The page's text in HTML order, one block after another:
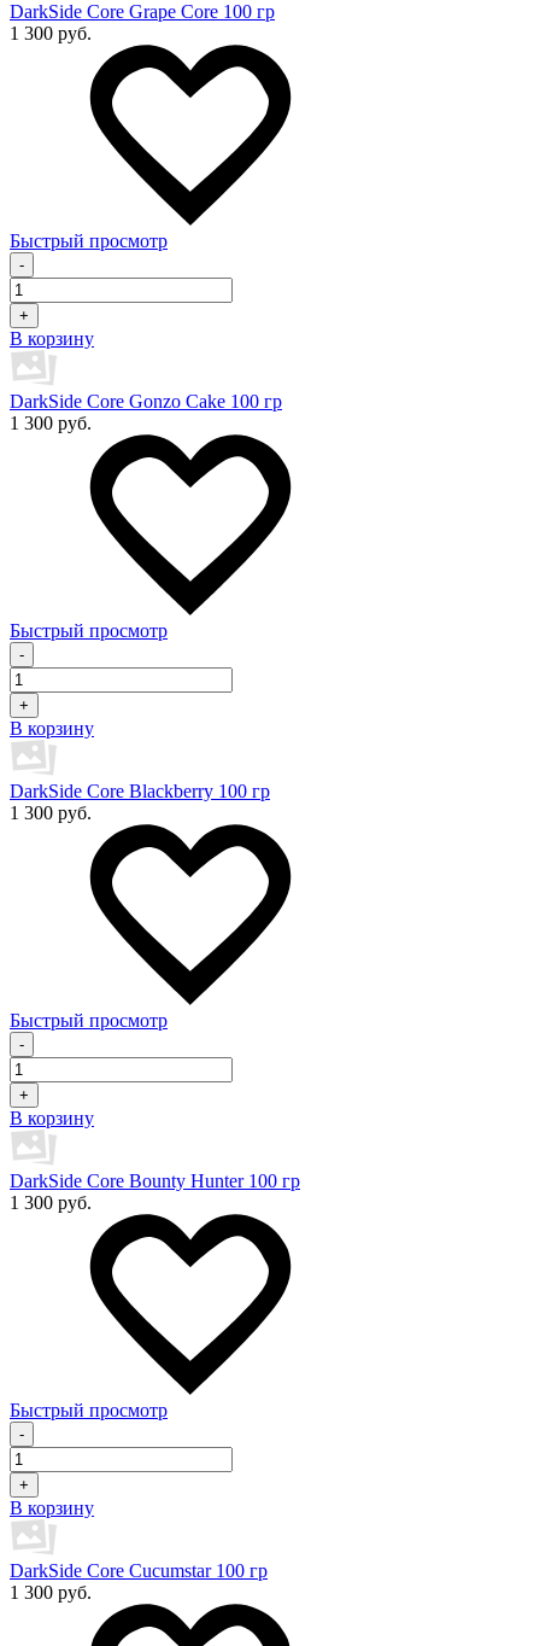
DarkSide Core Grape Core 100 гр
1 300 руб.
Быстрый просмотр
-
+
В корзину
DarkSide Core Gonzo Cake 100 гр
1 300 руб.
Быстрый просмотр
-
+
В корзину
DarkSide Core Blackberry 100 гр
1 300 руб.
Быстрый просмотр
-
+
В корзину
DarkSide Core Bounty Hunter 100 гр
1 300 руб.
Быстрый просмотр
-
+
В корзину
DarkSide Core Cucumstar 100 гр
1 300 руб.